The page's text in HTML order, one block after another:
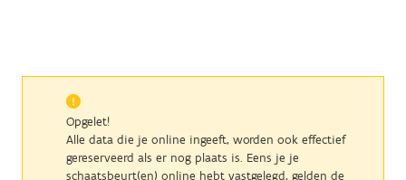
Opgelet!
Alle data die je online ingeeft, worden ook effectief
gereserveerd als er nog plaats is. Eens je je
schaatsbeurt(en) online hebt vastgelegd, gelden de